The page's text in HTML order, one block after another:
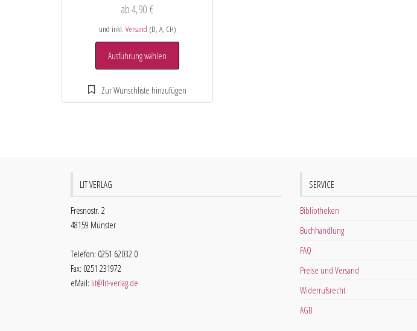
ab4,90€
und inkl. Versand (D, A, CH)
Ausführung wählen
LIT VERLAG
Fresnostr. 2
48159 Münster
Telefon: 0251 62032 0
Fax: 0251 231972
eMail: lit@lit-verlag.de
SERVICE
Bibliotheken
Buchhandlung
FAQ
Preise und Versand
Widerrufsrecht
AGB